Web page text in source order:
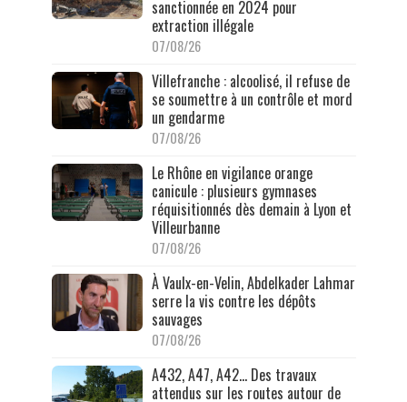
sanctionnée en 2024 pour
extraction illégale
07/08/26
Villefranche : alcoolisé, il refuse de
se soumettre à un contrôle et mord
un gendarme
07/08/26
Le Rhône en vigilance orange
canicule : plusieurs gymnases
réquisitionnés dès demain à Lyon et
Villeurbanne
07/08/26
À Vaulx-en-Velin, Abdelkader Lahmar
serre la vis contre les dépôts
sauvages
07/08/26
A432, A47, A42… Des travaux
attendus sur les routes autour de